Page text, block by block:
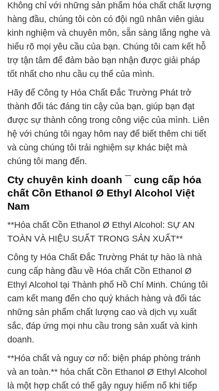
Không chỉ với những sản phẩm hóa chất chất lượng
hàng đầu, chúng tôi còn có đội ngũ nhân viên giàu
kinh nghiệm và chuyên môn, sẵn sàng lắng nghe và
hiểu rõ mọi yêu cầu của bạn. Chúng tôi cam kết hỗ
trợ tận tâm để đảm bảo bạn nhận được giải pháp
tốt nhất cho nhu cầu cụ thể của mình.
Hãy để Công ty Hóa Chất Đắc Trường Phát trở
thành đối tác đáng tin cậy của bạn, giúp bạn đạt
được sự thành công trong công việc của mình. Liên
hệ với chúng tôi ngay hôm nay để biết thêm chi tiết
và cùng chúng tôi trải nghiệm sự khác biệt mà
chúng tôi mang đến.
Cty chuyên kinh doanh ¯ cung cấp hóa
chất Cồn Ethanol Ø Ethyl Alcohol Việt
Nam
**Hóa chất Cồn Ethanol Ø Ethyl Alcohol: SỰ AN
TOÀN VÀ HIỆU SUẤT TRONG SẢN XUẤT**
Công ty Hóa Chất Đắc Trường Phát tự hào là nhà
cung cấp hàng đầu về Hóa chất Cồn Ethanol Ø
Ethyl Alcohol tại Thành phố Hồ Chí Minh. Chúng tôi
cam kết mang đến cho quý khách hàng và đối tác
những sản phẩm chất lượng cao và dịch vụ xuất
sắc, đáp ứng mọi nhu cầu trong sản xuất và kinh
doanh.
**Hóa chất và nguy cơ nổ: biện pháp phòng tránh
và an toàn.** hóa chất Cồn Ethanol Ø Ethyl Alcohol
là một hợp chất có thể gây nguy hiểm nổ khi tiếp